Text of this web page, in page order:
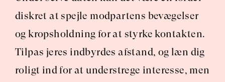
diskret at spejle modpartens bevægelser
og kropsholdning for at styrke kontakten.
Tilpas jeres indbyrdes afstand, og læn dig
roligt ind for at understrege interesse, men